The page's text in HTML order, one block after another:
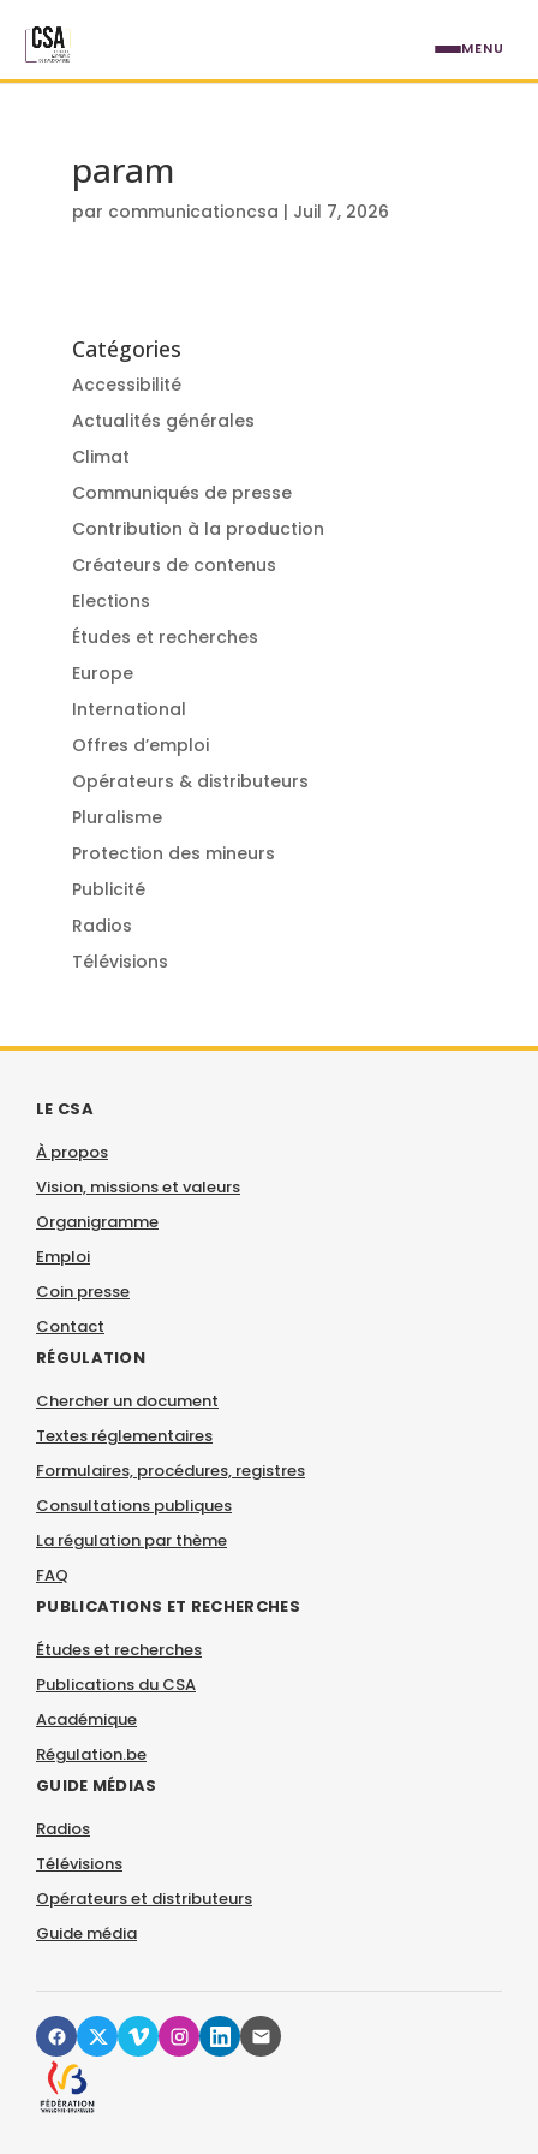
param
par communicationcsa | Juil 7, 2026
Catégories
Accessibilité
Actualités générales
Climat
Communiqués de presse
Contribution à la production
Créateurs de contenus
Elections
Études et recherches
Europe
International
Offres d’emploi
Opérateurs & distributeurs
Pluralisme
Protection des mineurs
Publicité
Radios
Télévisions
LE CSA
À propos
Vision, missions et valeurs
Organigramme
Emploi
Coin presse
Contact
RÉGULATION
Chercher un document
Textes réglementaires
Formulaires, procédures, registres
Consultations publiques
La régulation par thème
FAQ
PUBLICATIONS ET RECHERCHES
Études et recherches
Publications du CSA
Académique
Régulation.be
GUIDE MÉDIAS
Radios
Télévisions
Opérateurs et distributeurs
Guide média
MENU